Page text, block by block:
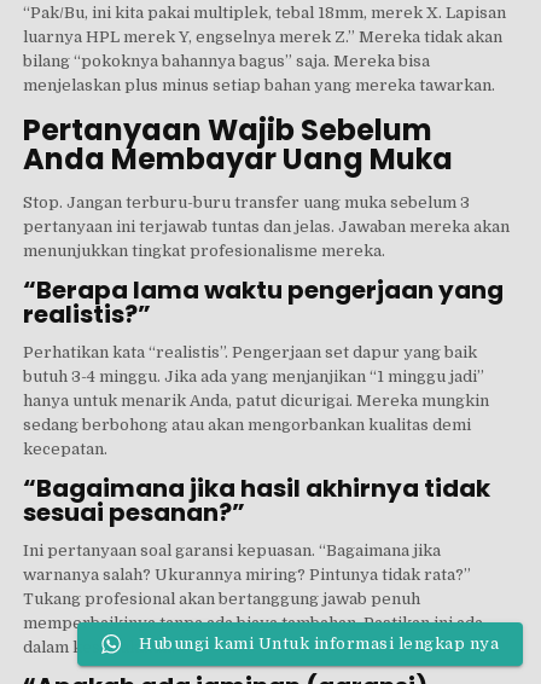
“Pak/Bu, ini kita pakai multiplek, tebal 18mm, merek X. Lapisan
luarnya HPL merek Y, engselnya merek Z.” Mereka tidak akan
bilang “pokoknya bahannya bagus” saja. Mereka bisa
menjelaskan plus minus setiap bahan yang mereka tawarkan.
Pertanyaan Wajib Sebelum
Anda Membayar Uang Muka
Stop. Jangan terburu-buru transfer uang muka sebelum 3
pertanyaan ini terjawab tuntas dan jelas. Jawaban mereka akan
menunjukkan tingkat profesionalisme mereka.
“Berapa lama waktu pengerjaan yang
realistis?”
Perhatikan kata “realistis”. Pengerjaan set dapur yang baik
butuh 3-4 minggu. Jika ada yang menjanjikan “1 minggu jadi”
hanya untuk menarik Anda, patut dicurigai. Mereka mungkin
sedang berbohong atau akan mengorbankan kualitas demi
kecepatan.
“Bagaimana jika hasil akhirnya tidak
sesuai pesanan?”
Ini pertanyaan soal garansi kepuasan. “Bagaimana jika
warnanya salah? Ukurannya miring? Pintunya tidak rata?”
Tukang profesional akan bertanggung jawab penuh
memperbaikinya tanpa ada biaya tambahan. Pastikan ini ada
dalam kesepakatan.Hubungi kami Untuk informasi lengkap nya